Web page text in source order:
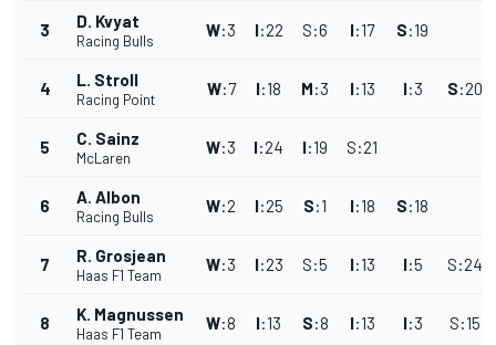
3 D. Kvyat
Racing Bulls
W:3 I:22 S:6 I:17 S:19
4 L. Stroll
Racing Point
W:7 I:18 M:3 I:13 I:3 S:20
5 C. Sainz
McLaren
W:3 I:24 I:19 S:21
6 A. Albon
Racing Bulls
W:2 I:25 S:1 I:18 S:18
7 R. Grosjean
Haas F1 Team
W:3 I:23 S:5 I:13 I:5 S:24
8 K. Magnussen
Haas F1 Team
W:8 I:13 S:8 I:13 I:3 S:15